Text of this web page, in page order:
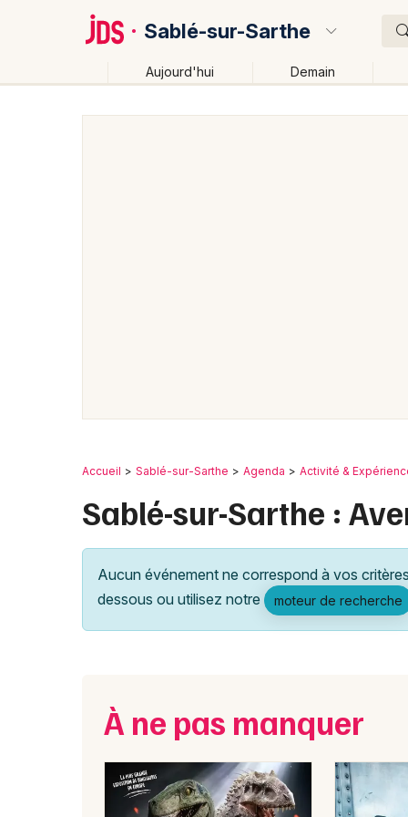
Sablé-sur-Sarthe
Aujourd'hui Demain
Accueil Sablé-sur-Sarthe Agenda Activité &
Sablé-sur-Sarthe :
Aucun événement ne correspond à vos
dessous ou utilisez notre
moteur de recherche
À ne pas manquer